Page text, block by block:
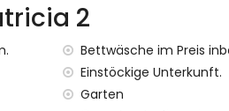
Zug innerhalb von 25
Mietpreis des Apartments
2
Bettwäsche im Preis
Einstöckige Unterkunft.
Garten